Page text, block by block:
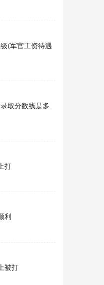
(军官工资待遇
取分数线是多
打
利
被打